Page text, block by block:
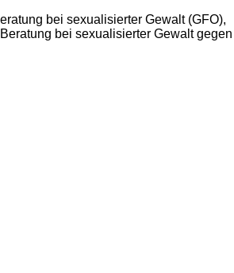
bei sexualisierter Gewalt (GFO),
bei sexualisierter Gewalt